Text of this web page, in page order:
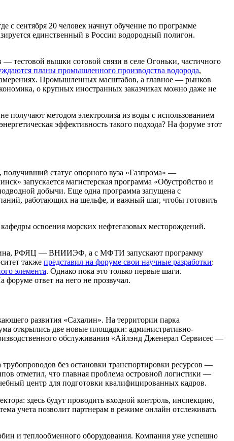
с сентября 20 человек начнут обучение по программе
единственный в России водородный полигон.
тестовой вышки сотовой связи в селе Огоньки, частичного
планы промышленного производства водорода,
Промышленных масштабов, а главное — рынков
о крупных иностранных заказчиках можно даже не
получают методом электролиза из воды с использованием
эффективность такого подхода? На форуме этот
получивший статус опорного вуза «Газпрома» —
запускается магистерская программа «Обустройство и
добычи. Еще одна программа запущена с
работающих на шельфе, и важный шаг, чтобы готовить
освоения морских нефтегазовых месторождений.
РФЯЦ — ВНИИЭФ, а с МФТИ запускают программу
также представил на форуме свои научные разработки:
элемента. Однако пока это только первые шаги.
ответ на него не прозвучал.
развития «Сахалин». На территории парка
открылись две новые площадки: административно-
обслуживания «Айлэнд Дженерал Сервисес —
без остановки транспортировки ресурсов —
отметил, что главная проблема островной логистики —
центр для подготовки квалифицированных кадров.
здесь будут проводить входной контроль, инспекцию,
учета позволит партнерам в режиме онлайн отслеживать
и теплообменного оборудования. Компания уже успешно